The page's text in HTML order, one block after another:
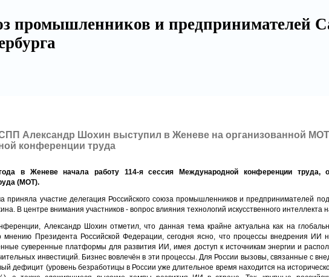
промышленников и предпринимателей
Александр Шохин выступил в Женеве на организованной МОТ
конференции труда
в Женеве начала работу 114-я сессия Международной конференции труда,
(МОТ).
приняла участие делегация Российского союза промышленников и предпринимателей
В центре внимания участников - вопрос влияния технологий искусственного интеллекта
Александр Шохин отметил, что данная тема крайне актуальна как на
Президента Российской Федерации, сегодня ясно, что процессы внедрения ИИ
суверенные платформы для развития ИИ, имея доступ к источникам энергии и
инвестиций. Бизнес вовлечён в эти процессы. Для России вызовы, связанные с
дефицит (уровень безработицы в России уже длительное время находится на